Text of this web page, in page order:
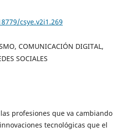
csye.v2i1.269
COMUNICACIÓN DIGITAL,
SOCIALES
profesiones que va cambiando
tecnológicas que el